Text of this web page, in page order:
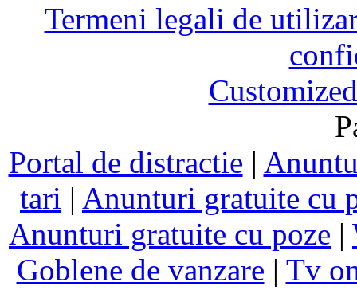
Termeni legali de
Portal de distractie |
tari | Anunturi gratuite cu
Anunturi gratuite cu poze |
Goblene de vanzare | Tv